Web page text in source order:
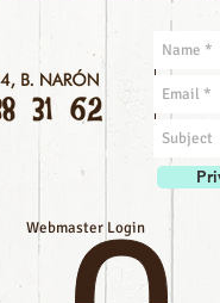
Webmaster Login